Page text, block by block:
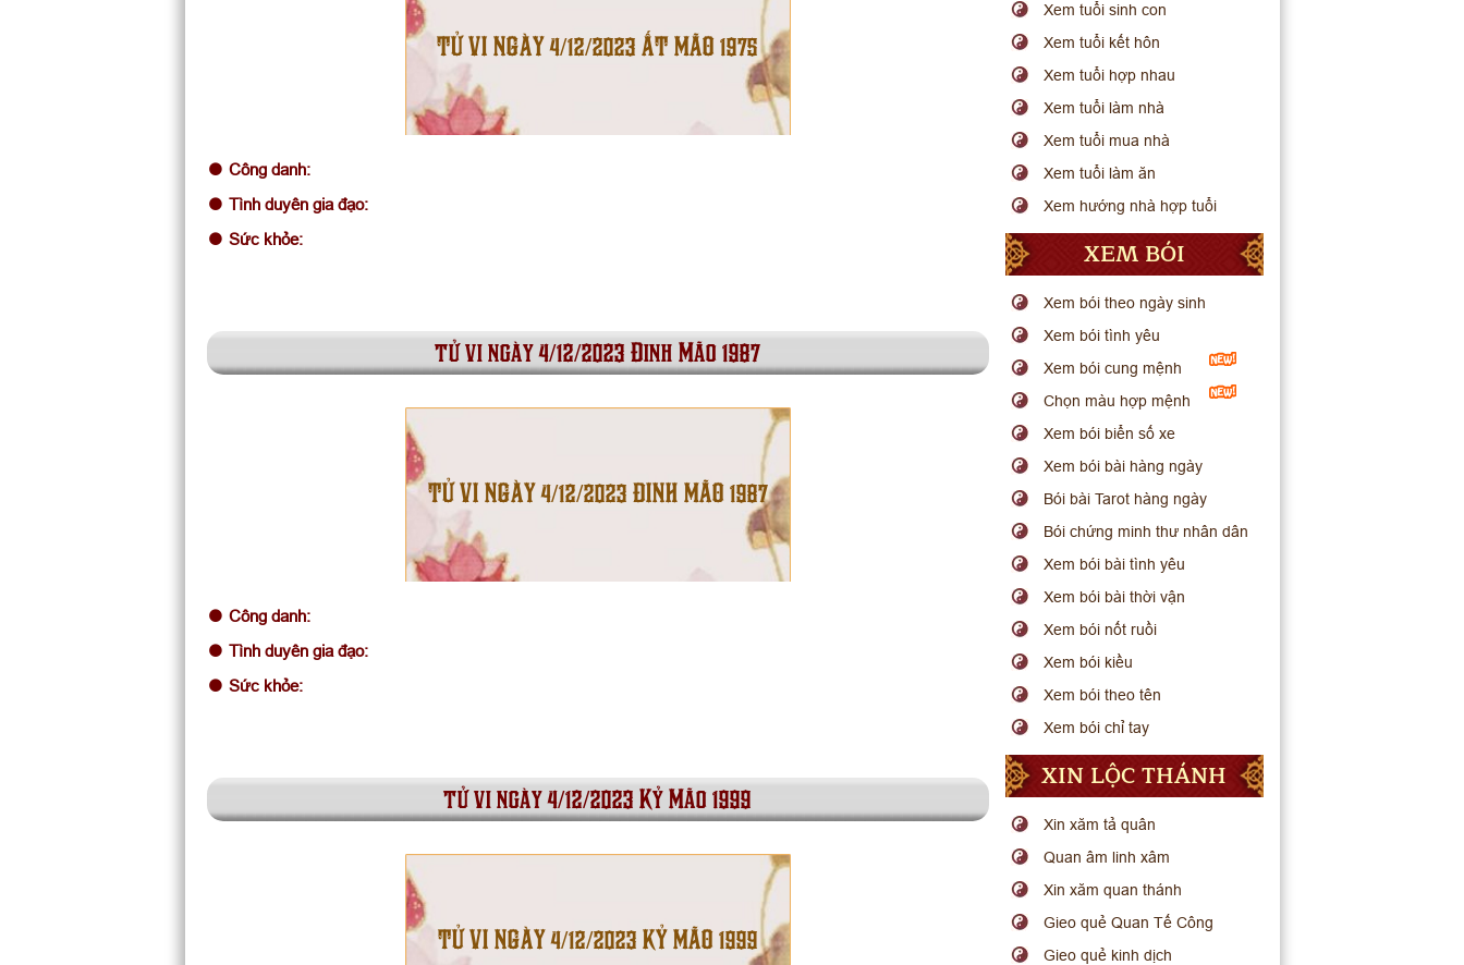
TỬ VI NGÀY 4/12/2023 ẤT MÃO 1975
Công danh:
Tình duyên gia đạo:
Sức khỏe:
tử vi ngày 4/12/2023 Đinh Mão 1987
TỬ VI NGÀY 4/12/2023 ĐINH MÃO 1987
Công danh:
Tình duyên gia đạo:
Sức khỏe:
tử vi ngày 4/12/2023 Kỷ Mão 1999
TỬ VI NGÀY 4/12/2023 KỶ MÃO 1999
Xem tuổi sinh con
Xem tuổi kết hôn
Xem tuổi hợp nhau
Xem tuổi làm nhà
Xem tuổi mua nhà
Xem tuổi làm ăn
Xem hướng nhà hợp tuổi
XEM BÓI
Xem bói theo ngày sinh
Xem bói tình yêu
Xem bói cung mệnh
Chọn màu hợp mệnh
Xem bói biển số xe
Xem bói bài hàng ngày
Bói bài Tarot hàng ngày
Bói chứng minh thư nhân dân
Xem bói bài tình yêu
Xem bói bài thời vận
Xem bói nốt ruồi
Xem bói kiều
Xem bói theo tên
Xem bói chỉ tay
XIN LỘC THÁNH
Xin xăm tả quân
Quan âm linh xâm
Xin xăm quan thánh
Gieo quẻ Quan Tế Công
Gieo quẻ kinh dịch